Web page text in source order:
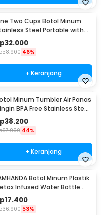
Two Cups Botol Minum
Steel Portable with
750ml - GBD
32.000
58.900 46%
+ Keranjang
Minum Tumbler Air Panas
BPA Free Stainless Steel
- HS-6983
38.200
67.900 44%
+ Keranjang
Botol Minum Plastik
Infused Water Bottle
Free 1L - QWF236
17.400
36.900 53%